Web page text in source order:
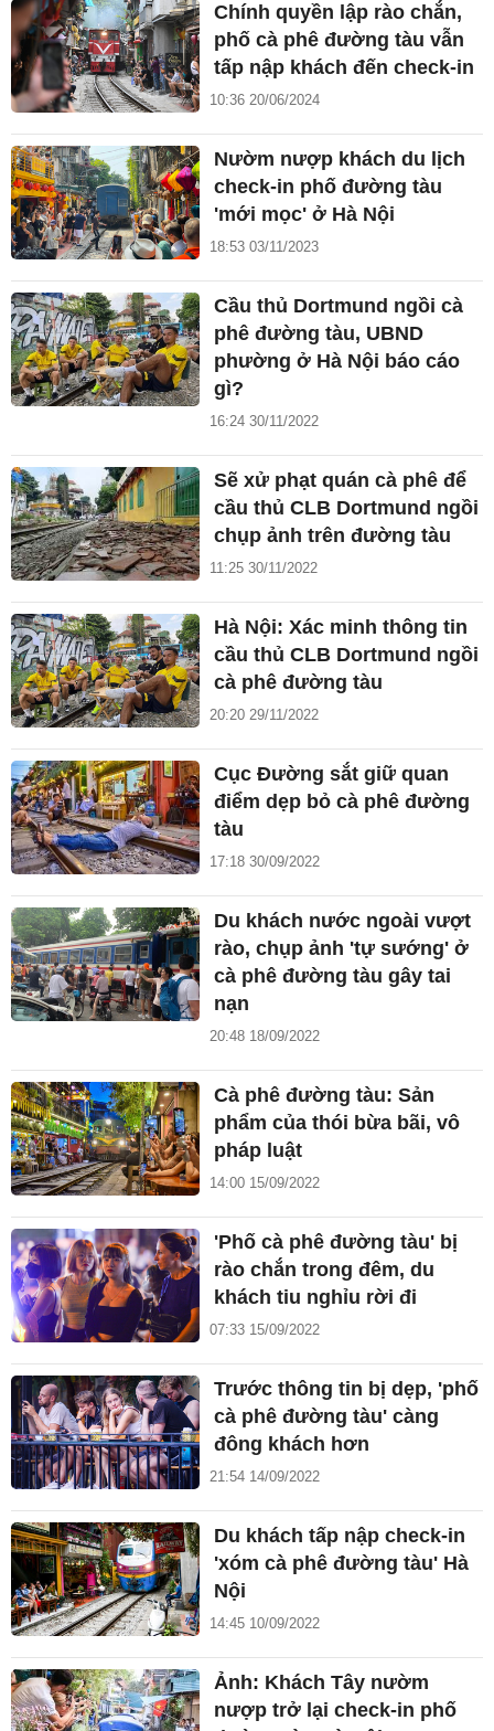
Chính quyền lập rào chắn,
phố cà phê đường tàu vẫn
tấp nập khách đến check-in
10:36 20/06/2024
Nườm nượp khách du lịch
check-in phố đường tàu
'mới mọc' ở Hà Nội
18:53 03/11/2023
Cầu thủ Dortmund ngồi cà
phê đường tàu, UBND
phường ở Hà Nội báo cáo
gì?
16:24 30/11/2022
Sẽ xử phạt quán cà phê để
cầu thủ CLB Dortmund ngồi
chụp ảnh trên đường tàu
11:25 30/11/2022
Hà Nội: Xác minh thông tin
cầu thủ CLB Dortmund ngồi
cà phê đường tàu
20:20 29/11/2022
Cục Đường sắt giữ quan
điểm dẹp bỏ cà phê đường
tàu
17:18 30/09/2022
Du khách nước ngoài vượt
rào, chụp ảnh 'tự sướng' ở
cà phê đường tàu gây tai
nạn
20:48 18/09/2022
Cà phê đường tàu: Sản
phẩm của thói bừa bãi, vô
pháp luật
14:00 15/09/2022
'Phố cà phê đường tàu' bị
rào chắn trong đêm, du
khách tiu nghỉu rời đi
07:33 15/09/2022
Trước thông tin bị dẹp, 'phố
cà phê đường tàu' càng
đông khách hơn
21:54 14/09/2022
Du khách tấp nập check-in
'xóm cà phê đường tàu' Hà
Nội
14:45 10/09/2022
Ảnh: Khách Tây nườm
nượp trở lại check-in phố